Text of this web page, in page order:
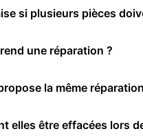
si plusieurs pièces
une réparation ?
la même
elles être effacées lors